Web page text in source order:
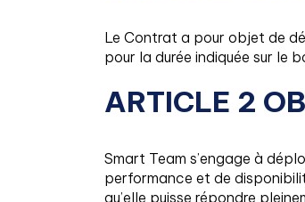
Le Contrat a pour objet de
pour la durée indiquée sur le
ARTICLE 2
Smart Team s’engage à
performance et de
qu’elle puisse répondre